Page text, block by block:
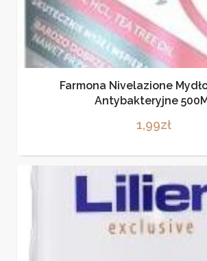
Farmona Nivelazione
Antybakteryjne
1,99zł